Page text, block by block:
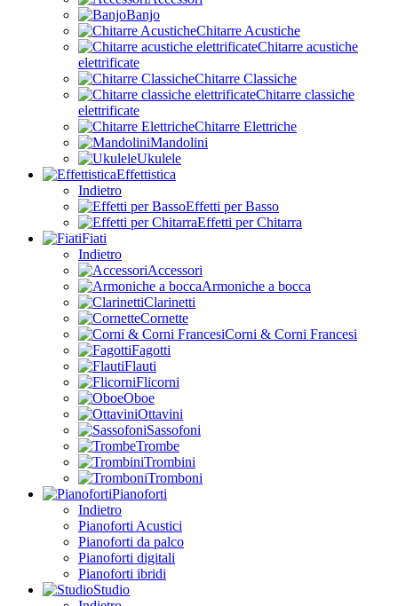
Banjo
Chitarre Acustiche
Chitarre acustiche
elettrificate
Chitarre Classiche
Chitarre classiche
elettrificate
Chitarre Elettriche
Mandolini
Ukulele
Effettistica
Indietro
Effetti per Basso
Effetti per Chitarra
Fiati
Indietro
Accessori
Armoniche a bocca
Clarinetti
Cornette
Corni & Corni Francesi
Fagotti
Flauti
Flicorni
Oboe
Ottavini
Sassofoni
Trombe
Trombini
Tromboni
Pianoforti
Indietro
Pianoforti Acustici
Pianoforti da palco
Pianoforti digitali
Pianoforti ibridi
Studio